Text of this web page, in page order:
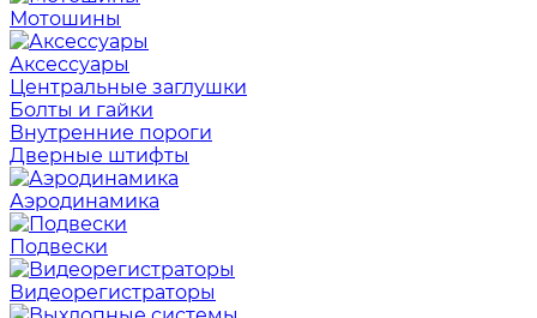
Мотошины
Аксессуары
Центральные заглушки
Болты и гайки
Внутренние пороги
Дверные штифты
Аэродинамика
Подвески
Видеорегистраторы